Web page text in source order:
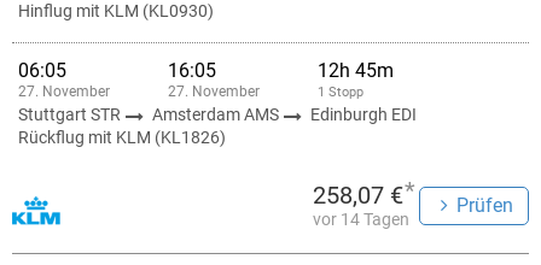
Hinflug mit KLM (KL0930)
06:05
27. November
16:05
27. November
12h 45m
1 Stopp
Stuttgart STR Amsterdam AMS
Edinburgh EDI
Rückflug mit KLM (KL1826)
258,07 €*
vor 14 Tagen
Prüfen